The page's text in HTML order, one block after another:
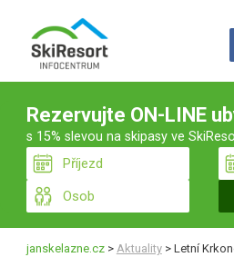
Rezervujte ON-LINE
s 15% slevou na skipasy ve
janskelazne.cz> Aktuality >Letní